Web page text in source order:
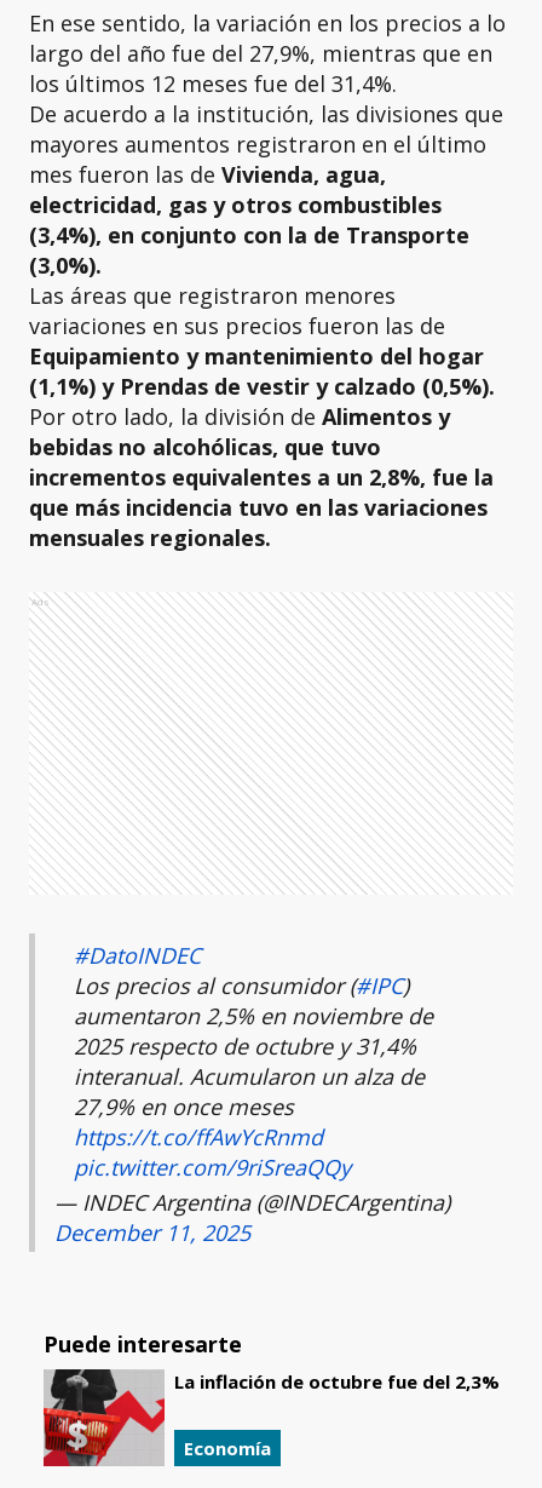
En ese sentido, la variación en los precios a lo
largo del año fue del 27,9%, mientras que en
los últimos 12 meses fue del 31,4%.
De acuerdo a la institución, las divisiones que
mayores aumentos registraron en el último
mes fueron las de Vivienda, agua,
electricidad, gas y otros combustibles
(3,4%), en conjunto con la de Transporte
(3,0%).
Las áreas que registraron menores
variaciones en sus precios fueron las de
Equipamiento y mantenimiento del hogar
(1,1%) y Prendas de vestir y calzado (0,5%).
Por otro lado, la división de Alimentos y
bebidas no alcohólicas, que tuvo
incrementos equivalentes a un 2,8%, fue la
que más incidencia tuvo en las variaciones
mensuales regionales.
Ads
#DatoINDEC
Los precios al consumidor (#IPC)
aumentaron 2,5% en noviembre de
2025 respecto de octubre y 31,4%
interanual. Acumularon un alza de
27,9% en once meses
https://t.co/ffAwYcRnmd
pic.twitter.com/9riSreaQQy
— INDEC Argentina (@INDECArgentina)
December 11, 2025
Puede interesarte
La inflación de octubre fue del 2,3%
Economía